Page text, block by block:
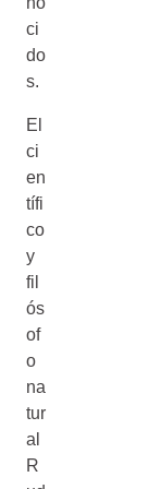
ci
do
s.
El
ci
en
tífi
co
y
fil
ós
of
o
na
tur
al
R